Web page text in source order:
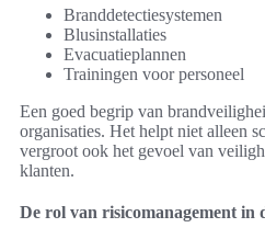
Branddetectiesystemen
Blusinstallaties
Evacuatieplannen
Trainingen voor personeel
Een goed begrip van
organisaties. Het helpt niet alleen
vergroot ook het gevoel van
klanten.
De rol van risicomanagement in